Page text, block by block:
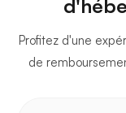
Profitez d'une
de